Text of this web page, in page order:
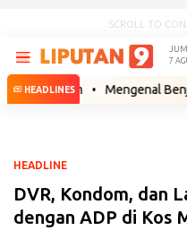
SCROLL TO
7
HEADLINES
• Mengenal Benjamin
HEADLINE
DVR, Kondom, dan
dengan ADP di Kos